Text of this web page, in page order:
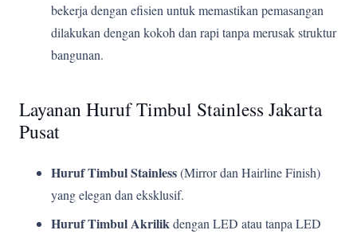
bekerja dengan efisien untuk memastikan pemasangan
dilakukan dengan kokoh dan rapi tanpa merusak struktur
bangunan.
Layanan Huruf Timbul Stainless Jakarta
Pusat
Huruf Timbul Stainless(Mirror dan Hairline Finish)
yang elegan dan eksklusif.
Huruf Timbul Akrilikdengan LED atau tanpa LED